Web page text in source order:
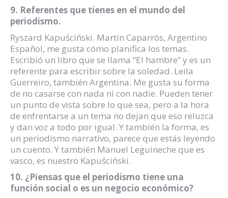
9. Referentes que tienes en el mundo del
periodismo.
Ryszard Kapuściński. Martín Caparrós, Argentino
Español, me gusta cómo planifica los temas.
Escribió un libro que se llama “El hambre” y es un
referente para escribir sobre la soledad. Leila
Guerreiro, también Argentina. Me gusta su forma
de no casarse con nada ni con nadie. Pueden tener
un punto de vista sobre lo que sea, pero a la hora
de enfrentarse a un tema no dejan que eso reluzca
y dan voz a todo por igual. Y también la forma, es
un periodismo narrativo, parece que estás leyendo
un cuento. Y también Manuel Leguineche que es
vasco, es nuestro Kapuściński.
10. ¿Piensas que el periodismo tiene una
función social o es un negocio económico?